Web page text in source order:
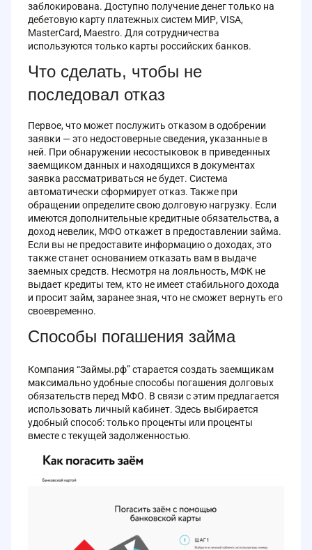
заблокирована. Доступно получение денег только на
дебетовую карту платежных систем МИР, VISA,
MasterCard, Maestro. Для сотрудничества
используются только карты российских банков.
Что сделать, чтобы не
последовал отказ
Первое, что может послужить отказом в одобрении
заявки — это недостоверные сведения, указанные в
ней. При обнаружении несостыковок в приведенных
заемщиком данных и находящихся в документах
заявка рассматриваться не будет. Система
автоматически сформирует отказ. Также при
обращении определите свою долговую нагрузку. Если
имеются дополнительные кредитные обязательства, а
доход невелик, МФО откажет в предоставлении займа.
Если вы не предоставите информацию о доходах, это
также станет основанием отказать вам в выдаче
заемных средств. Несмотря на лояльность, МФК не
выдает кредиты тем, кто не имеет стабильного дохода
и просит займ, заранее зная, что не сможет вернуть его
своевременно.
Способы погашения займа
Компания “Займы.рф” старается создать заемщикам
максимально удобные способы погашения долговых
обязательств перед МФО. В связи с этим предлагается
использовать личный кабинет. Здесь выбирается
удобный способ: только проценты или проценты
вместе с текущей задолженностью.